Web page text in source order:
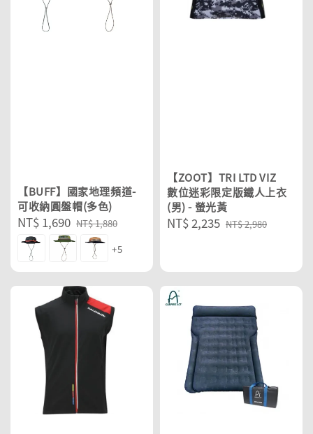
【BUFF】國家地理頻道-
可收納圓盤帽(多色)
Sale
price
NT$ 1,690 Regular
price
NT$ 1,880
+5
【ZOOT】TRI LTD VIZ
數位迷彩限定版鐵人上衣
(男) - 螢光黃
Sale
NT$ 2,235 Regular
NT$ 2,980